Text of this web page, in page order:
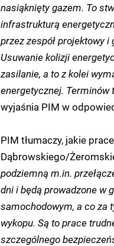
nasiąknięty gazem. To
infrastrukturą
przez zespół projektowy
Usuwanie kolizji
zasilanie, a to z kolei
energetycznej. Terminów
wyjaśnia PIM w
PIM tłumaczy, jakie
Dąbrowskiego/
podziemną m.in.
dni i będą prowadzone w
samochodowym, a co za
wykopu. Są to prace
szczególnego